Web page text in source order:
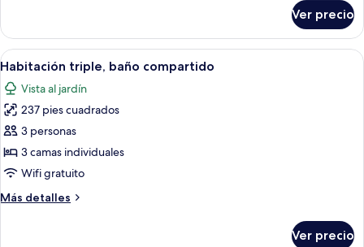
2
individuales,
baño
compartido
con
cama
matrimonial
o
2
individuales,
baño
compartido
Ver precio
Abrir
todas
las
fotos
de
Habitación
triple,
compartido
Un dormitorio con cama, una silla,
6
Habitación triple, baño compartido
Vista al jardín
237 pies cuadrados
3 personas
3 camas individuales
Wifi gratuito
Más detalles
Más
Ver precio